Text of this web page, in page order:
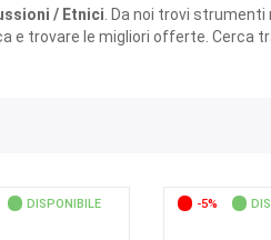
/ Etnici . Da noi trovi strumenti
e trovare le migliori offerte. Cerca
DISPONIBILE -5%